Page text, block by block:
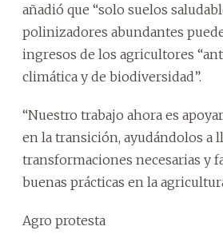
añadió que “solo suelos
polinizadores abundantes
ingresos de los agricultores
climática y de biodiversidad”.
“Nuestro trabajo ahora es
en la transición, ayudándolos a
transformaciones necesarias y
buenas prácticas en la
Agro protesta